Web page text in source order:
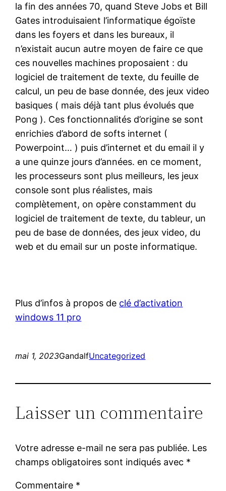
la fin des années 70, quand Steve Jobs et Bill
Gates introduisaient l’informatique égoïste
dans les foyers et dans les bureaux, il
n’existait aucun autre moyen de faire ce que
ces nouvelles machines proposaient : du
logiciel de traitement de texte, du feuille de
calcul, un peu de base donnée, des jeux video
basiques ( mais déjà tant plus évolués que
Pong ). Ces fonctionnalités d’origine se sont
enrichies d’abord de softs internet (
Powerpoint… ) puis d’internet et du email il y
a une quinze jours d’années. en ce moment,
les processeurs sont plus meilleurs, les jeux
console sont plus réalistes, mais
complètement, on opère constamment du
logiciel de traitement de texte, du tableur, un
peu de base de données, des jeux video, du
web et du email sur un poste informatique.
Plus d’infos à propos de clé d’activation
windows 11 pro
mai 1, 2023GandalfUncategorized
Laisser un commentaire
Votre adresse e-mail ne sera pas publiée. Les
champs obligatoires sont indiqués avec *
Commentaire *